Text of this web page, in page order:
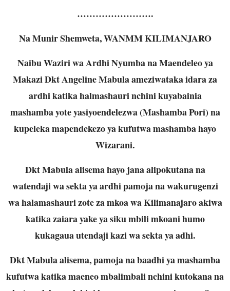
…………………….
Na Munir Shemweta, WANMM KILIMANJARO
Naibu Waziri wa Ardhi Nyumba na Maendeleo ya
Makazi Dkt Angeline Mabula ameziwataka idara za
ardhi katika halmashauri nchini kuyabainia
mashamba yote yasiyoendelezwa (Mashamba Pori) na
kupeleka mapendekezo ya kufutwa mashamba hayo
Wizarani.
Dkt Mabula alisema hayo jana alipokutana na
watendaji wa sekta ya ardhi pamoja na wakurugenzi
wa halamashauri zote za mkoa wa Kilimanajaro akiwa
katika zaiara yake ya siku mbili mkoani humo
kukagaua utendaji kazi wa sekta ya adhi.
Dkt Mabula alisema, pamoja na baadhi ya mashamba
kufutwa katika maeneo mbalimbali nchini kutokana na